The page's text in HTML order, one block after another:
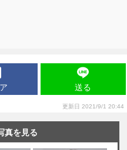
送る
更新日 2021/9/1 20:44
真を見る